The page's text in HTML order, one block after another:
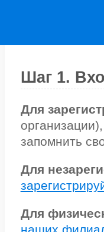
Шаг 1.
Для
запомнить
Для
Для